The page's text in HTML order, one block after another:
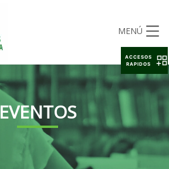
MENÚ
EVENTOS
ACCESOS
RAPIDOS